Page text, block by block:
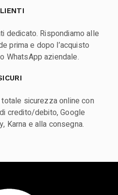
dedicato. Rispondiamo alle
prima e dopo l’acquisto
WhatsApp aziendale.
totale sicurezza online con
credito/debito, Google
Karna e alla consegna.